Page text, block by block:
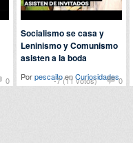
0 -7 (11 votos) 0
Socialismo se casa y
Leninismo y Comunismo
asisten a la boda
PorpescaitoenCuriosidades